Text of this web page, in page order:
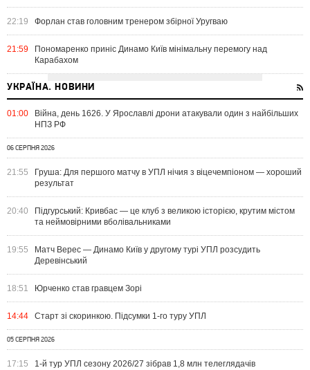
22:19 Форлан став головним тренером збірної Уругваю
21:59
Пономаренко приніс Динамо Київ мінімальну перемогу над
Карабахом
УКРАЇНА. НОВИНИ
01:00
Війна, день 1626. У Ярославлі дрони атакували один з найбільших
НПЗ РФ
06 СЕРПНЯ 2026
21:55
Груша: Для першого матчу в УПЛ нічия з віцечемпіоном — хороший
результат
20:40
Підгурський: Кривбас — це клуб з великою історією, крутим містом
та неймовірними вболівальниками
19:55
Матч Верес — Динамо Київ у другому турі УПЛ розсудить
Деревінський
18:51 Юрченко став гравцем Зорі
14:44 Старт зі скоринкою. Підсумки 1-го туру УПЛ
05 СЕРПНЯ 2026
17:15 1-й тур УПЛ сезону 2026/27 зібрав 1,8 млн телеглядачів